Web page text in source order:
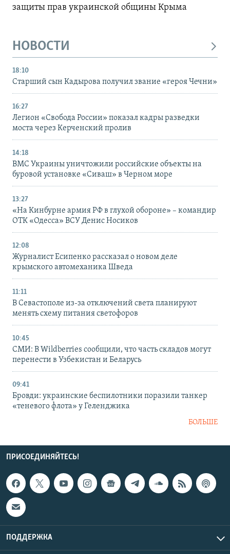
защиты прав украинской общины Крыма
НОВОСТИ
18:10
Старший сын Кадырова получил звание «героя Чечни»
16:27
Легион «Свобода России» показал кадры разведки
моста через Керченский пролив
14:18
ВМС Украины уничтожили российские объекты на
буровой установке «Сиваш» в Черном море
13:27
«На Кинбурне армия РФ в глухой обороне» – командир
ОТК «Одесса» ВСУ Денис Носиков
12:08
Журналист Есипенко рассказал о новом деле
крымского автомеханика Шведа
11:11
В Севастополе из-за отключений света планируют
менять схему питания светофоров
10:45
СМИ: В Wildberries сообщили, что часть складов могут
перенести в Узбекистан и Беларусь
09:41
Бровди: украинские беспилотники поразили танкер
«теневого флота» у Геленджика
БОЛЬШЕ
ПРИСОЕДИНЯЙТЕСЬ!
ПОДДЕРЖКА